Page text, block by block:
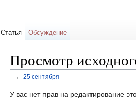
Просмотр
← 25 сентября
У вас нет прав на редактирование
Статья Обсуждение